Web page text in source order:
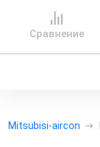
Сравнение
Mitsubisi-aircon